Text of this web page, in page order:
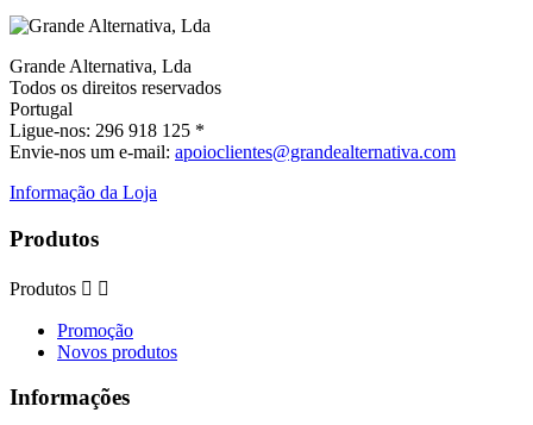
Grande Alternativa, Lda
Todos os direitos reservados
Portugal
Ligue-nos: 296 918 125 *
Envie-nos um e-mail: apoioclientes@grandealternativa.com
Informação da Loja
Produtos
Produtos  
Promoção
Novos produtos
Informações